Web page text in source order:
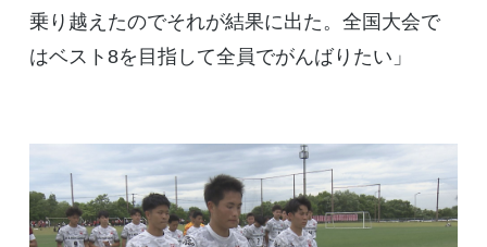
乗り越えたのでそれが結果に出た。全国大会で
はベスト8を目指して全員でがんばりたい」